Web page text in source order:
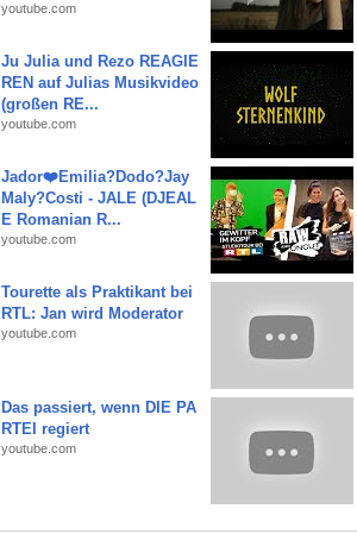
youtube.com
Ju Julia und Rezo REAGIE
REN auf Julias Musikvideo
(großen RE...
youtube.com
Jador❤️Emilia?Dodo?Jay
Maly?Costi - JALE (DJEAL
E Romanian R...
youtube.com
Tourette als Praktikant bei
RTL: Jan wird Moderator
youtube.com
Das passiert, wenn DIE PA
RTEI regiert
youtube.com